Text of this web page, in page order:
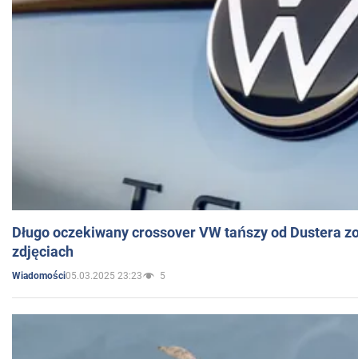
Długo oczekiwany crossover VW tańszy od Dustera
zdjęciach
Wiadomości05.03.2025 23:23 5